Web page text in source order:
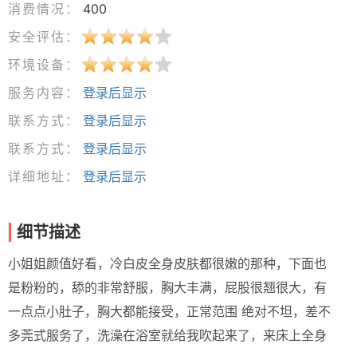
消费情况：
400
安全评估：
环境设备：
服务内容：
登录后显示
联系方式：
登录后显示
联系方式：
登录后显示
详细地址：
登录后显示
细节描述
小姐姐颜值好看，冷白皮全身皮肤都很嫩的那种，下面也
是粉粉的，舔的非常舒服，胸大丰满，屁股很翘很大，有
一点点小肚子，胸大都能接受，正常范围 绝对不坦，差不
多莞式服务了，洗澡在浴室就给我吹起来了，来床上全身